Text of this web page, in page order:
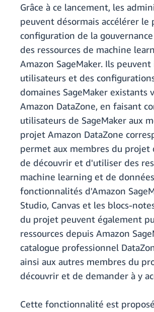
Grâce à ce lancement, les
peuvent désormais accélérer le
configuration de la
des ressources de machine
Amazon SageMaker. Ils
utilisateurs et des
domaines SageMaker existants
Amazon DataZone, en faisant
utilisateurs de SageMaker aux
projet Amazon DataZone
permet aux membres du projet
de découvrir et d'utiliser des
machine learning et de
fonctionnalités d'Amazon
Studio, Canvas et les blocs-
du projet peuvent également
ressources depuis Amazon
catalogue professionnel
ainsi aux autres membres du
découvrir et de demander à y
Cette fonctionnalité est